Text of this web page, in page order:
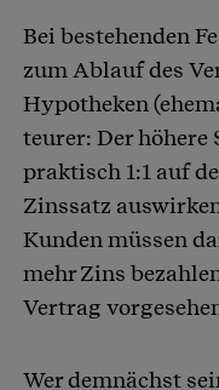
Bei bestehenden
zum Ablauf des
Hypotheken
teurer: Der
praktisch 1:1 auf
Zinssatz
Kunden müssen
mehr Zins
Vertrag
Wer demnächst